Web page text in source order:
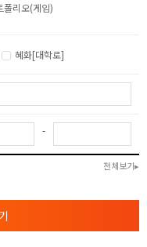
폴리오(게임)
혜화[대학로]
-
전체보기